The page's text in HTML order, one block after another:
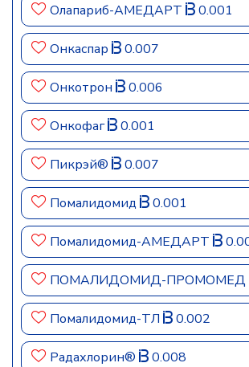
Олапариб-АМЕДАРТ 0.001
Онкаспар 0.007
Онкотрон 0.006
Онкофаг 0.001
Пикрэй® 0.007
Помалидомид 0.001
Помалидомид-АМЕДАРТ
ПОМАЛИДОМИД-ПРОМОМЕД
Помалидомид-ТЛ 0.002
Радахлорин® 0.008